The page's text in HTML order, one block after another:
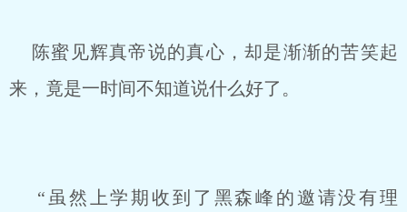
陈蜜见辉真帝说的真心，却是渐渐的苦笑起
来，竟是一时间不知道说什么好了。
“虽然上学期收到了黑森峰的邀请没有理